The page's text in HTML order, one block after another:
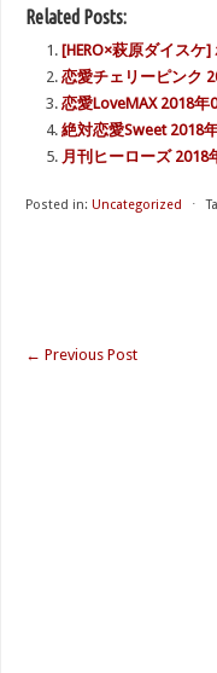
Related Posts:
[HERO×萩原ダイスケ
恋愛チェリーピンク
恋愛LoveMAX 2018年
絶対恋愛Sweet 2018
月刊ヒーローズ 2018
Posted in: Uncategorized ⋅
← Previous Post